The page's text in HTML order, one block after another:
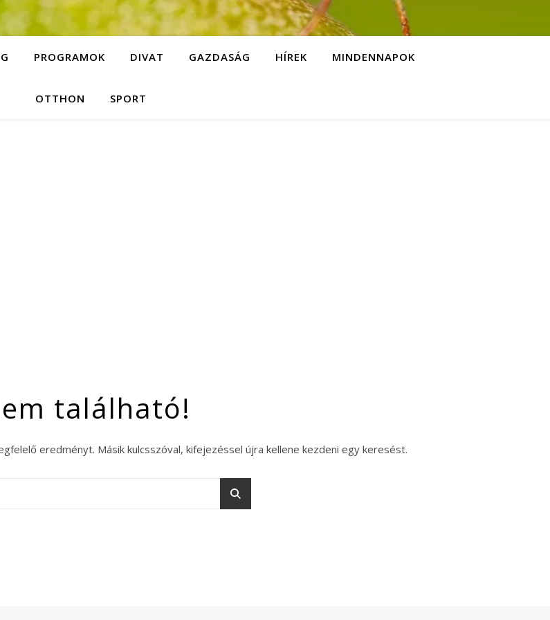
PROGRAMOK DIVAT GAZDASÁG HÍREK MINDENNAPOK
OTTHON SPORT
található!
eredményt. Másik kulcsszóval, kifejezéssel újra kellene kezdeni egy keresést.